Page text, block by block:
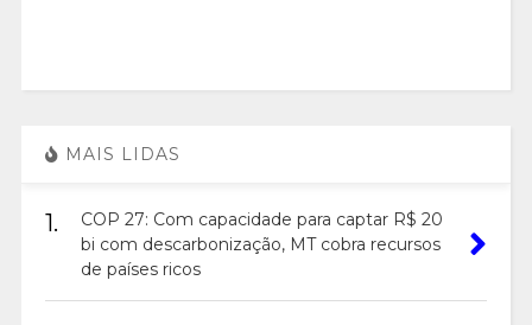
MAIS LIDAS
1.
COP 27: Com capacidade para captar R$ 20
bi com descarbonização, MT cobra recursos
de países ricos